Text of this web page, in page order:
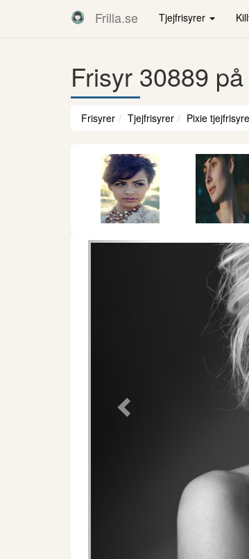
Frilla.se Tjejfrisyrer
Frisyr 30889
Frisyrer Tjejfrisyrer Pixie
Föregående